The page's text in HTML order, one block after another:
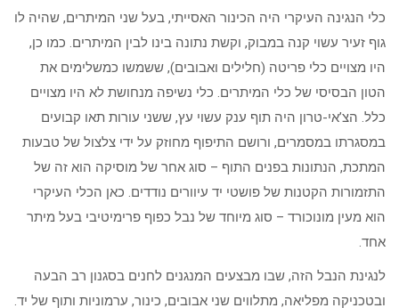
כלי הנגינה העיקרי היה הכינור האסייתי, בעל שני המיתרים, שהיה לו
גוף זעיר עשוי קנה במבוק, וקשת נתונה בינו לבין המיתרים. כמו כן,
היו מצויים כלי פריטה (חלילים ואבובים), ששמשו כמשלימים את
הטון הבסיסי של כלי המיתרים. כלי נשיפה מנחושת לא היו מצויים
כלל. הצ’אי-טרון היה תוף ענק עשוי עץ, ששני עורות תאו קבועים
במסגרתו במסמרים, ורושם התיפוף מחוזק על ידי צלצול של טבעות
המתכת, הנתונות בפנים התוף – סוג אחר של מוסיקה הוא זה של
התזמורות הקטנות של פושטי יד עיוורים נודדים. כאן הכלי העיקרי
הוא מעין מונוכורד – סוג מיוחד של נבל כפוף פרימיטיבי בעל מיתר
אחד.
לנגינת הנבל הזה, שבו מבצעים המנגנים לחנים בסגנון רב הבעה
ובטכניקה מפליאה, מתלווים שני אבובים, כינור, ערמוניות ותוף של יד.